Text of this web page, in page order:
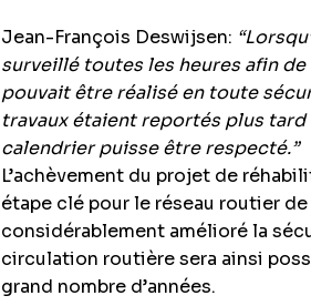
Jean-François Deswijsen:
surveillé toutes les heures afin
pouvait être réalisé en toute
travaux étaient reportés plus tard
calendrier puisse être respecté.”
L’achèvement du projet de
étape clé pour le réseau routier
considérablement amélioré la
circulation routière sera ainsi
grand nombre d’années.